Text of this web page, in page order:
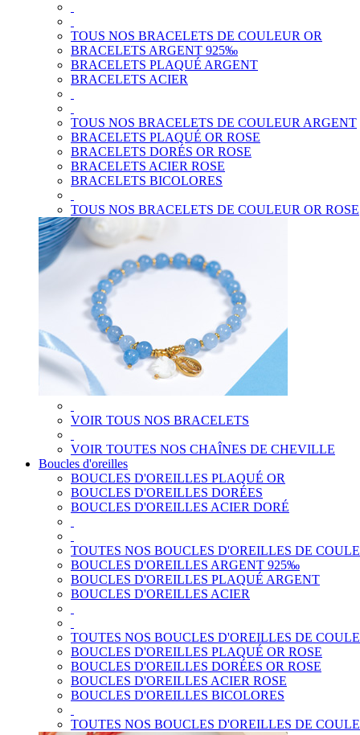
TOUS NOS BRACELETS DE COULEUR OR
BRACELETS ARGENT 925‰
BRACELETS PLAQUÉ ARGENT
BRACELETS ACIER
TOUS NOS BRACELETS DE COULEUR ARGENT
BRACELETS PLAQUÉ OR ROSE
BRACELETS DORÉS OR ROSE
BRACELETS ACIER ROSE
BRACELETS BICOLORES
TOUS NOS BRACELETS DE COULEUR OR ROSE
VOIR TOUS NOS BRACELETS
VOIR TOUTES NOS CHAÎNES DE CHEVILLE
Boucles d'oreilles
BOUCLES D'OREILLES PLAQUÉ OR
BOUCLES D'OREILLES DORÉES
BOUCLES D'OREILLES ACIER DORÉ
TOUTES NOS BOUCLES D'OREILLES DE
BOUCLES D'OREILLES ARGENT 925‰
BOUCLES D'OREILLES PLAQUÉ ARGENT
BOUCLES D'OREILLES ACIER
TOUTES NOS BOUCLES D'OREILLES DE
BOUCLES D'OREILLES PLAQUÉ OR ROSE
BOUCLES D'OREILLES DORÉES OR ROSE
BOUCLES D'OREILLES ACIER ROSE
BOUCLES D'OREILLES BICOLORES
TOUTES NOS BOUCLES D'OREILLES DE